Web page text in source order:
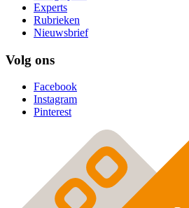
Experts
Rubrieken
Nieuwsbrief
Volg ons
Facebook
Instagram
Pinterest